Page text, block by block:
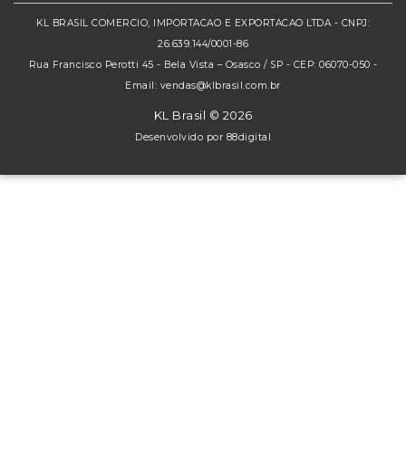
KL BRASIL COMERCIO, IMPORTACAO E EXPORTACAO LTDA - CNPJ:
26.639.144/0001-86
Rua Francisco Perotti 45 - Bela Vista – Osasco / SP - CEP: 06070-050 -
Email: vendas@klbrasil.com.br
KL Brasil © 2026
Desenvolvido por 88digital